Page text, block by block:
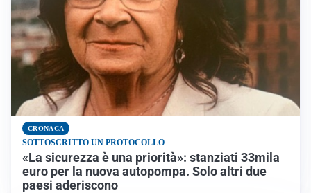
CRONACA
SOTTOSCRITTO UN PROTOCOLLO
«La sicurezza è una priorità»: stanziati 33mila
euro per la nuova autopompa. Solo altri due
paesi aderiscono